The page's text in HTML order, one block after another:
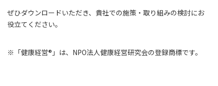
ぜひダウンロードいただき、貴社での施策・取り組みの検討にお
役立てください。
※「健康経営®」は、NPO法人健康経営研究会の登録商標です。